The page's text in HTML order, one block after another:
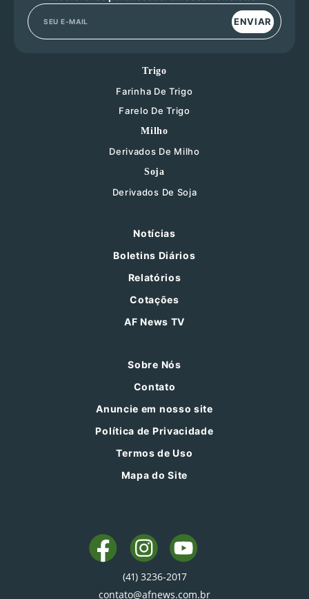
ENVIAR
Trigo
Farinha De Trigo
Farelo De Trigo
Milho
Derivados De Milho
Soja
Derivados De Soja
Notícias
Boletins Diários
Relatórios
Cotações
AF News TV
Sobre Nós
Contato
Anuncie em nosso site
Política de Privacidade
Termos de Uso
Mapa do Site
(41) 3236-2017
contato@afnews.com.br